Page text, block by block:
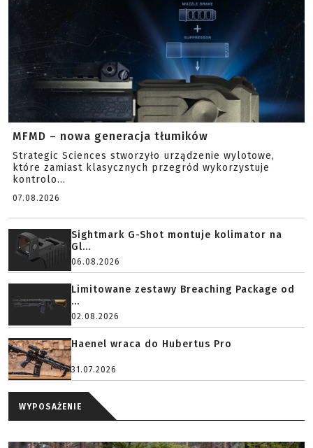
MFMD – nowa generacja tłumików
Strategic Sciences stworzyło urządzenie wylotowe,
które zamiast klasycznych przegród wykorzystuje
kontrolo...
07.08.2026
Sightmark G-Shot montuje kolimator na
Gl...
06.08.2026
Limitowane zestawy Breaching Package od
...
02.08.2026
Haenel wraca do Hubertus Pro
31.07.2026
WYPOSAŻENIE